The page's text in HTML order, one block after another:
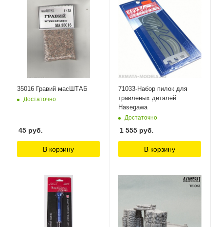
35016 Гравий масШТАБ
Достаточно
45 руб.
В корзину
71033-Набор пилок для
травленых деталей
Hasegawa
Достаточно
1 555 руб.
В корзину